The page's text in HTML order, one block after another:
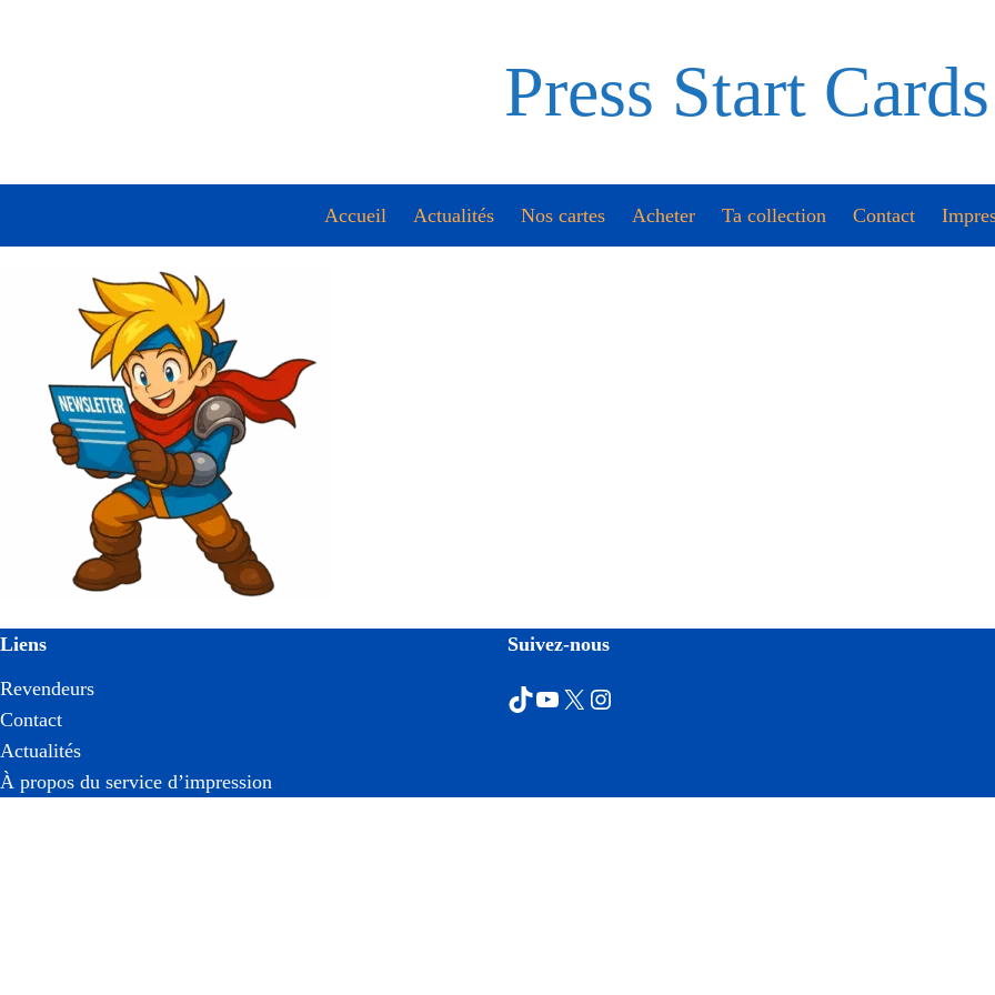
Press Start Cards
Accueil Actualités Nos cartes Acheter Ta collection Contact
Liens
Revendeurs
Contact
Actualités
À propos du service d’impression
Suivez-nous
TikTok
YouTube
X Instagram